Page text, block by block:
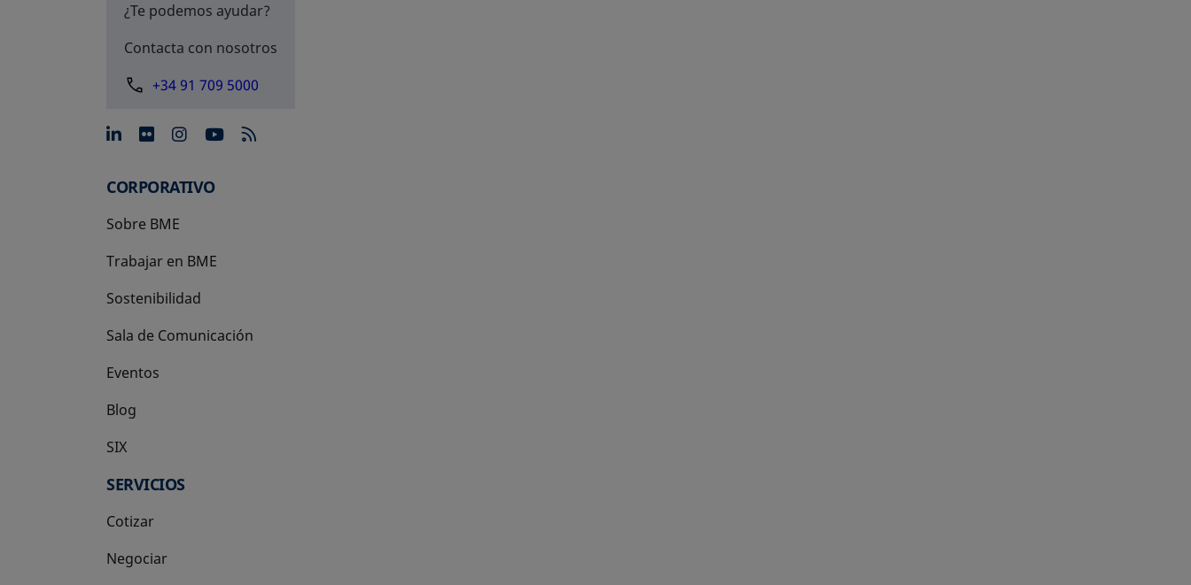
¿Te podemos ayudar?
Contacta con nosotros
+34 91 709 5000
se abre en una pestaña nueva
se abre en una pestaña nueva
se abre en una pestaña nueva
se abre en una pestaña nueva
CORPORATIVO
Sobre BME
Trabajar en BME
Sostenibilidad
Sala de Comunicación
Eventos
Blog
SIX
se abre en una pestaña nueva
SERVICIOS
Cotizar
Negociar